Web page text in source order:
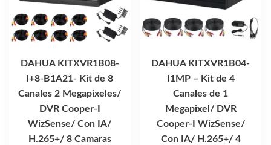
DAHUA KITXVR1B08-
I+8-B1A21- Kit de 8
Canales 2 Megapixeles/
DVR Cooper-I
WizSense/ Con IA/
H.265+/ 8 Camaras
DAHUA KITXVR1B04-
I1MP – Kit de 4
Canales de 1
Megapixel/ DVR
Cooper-I WizSense/
Con IA/ H.265+/ 4